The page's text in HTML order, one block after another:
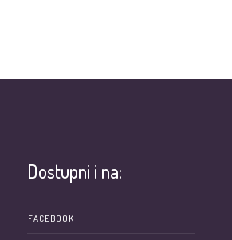
Dostupni i na:
FACEBOOK